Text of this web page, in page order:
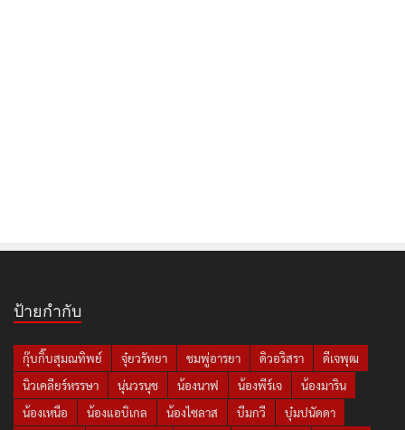
ป้ายกำกับ
กุ๊บกิ๊บสุมณทิพย์ จุ๋ยวรัทยา ชมพู่อารยา ดิวอริสรา
ดีเจพุฒ
นิวเคลียร์หรรษา
นุ่นวรนุช น้องนาฟ น้องพีร์เจ
น้องมาริน
น้องเหนือ
น้องแอบิเกล น้องไซลาส บีมกวี
บุ๋มปนัดดา